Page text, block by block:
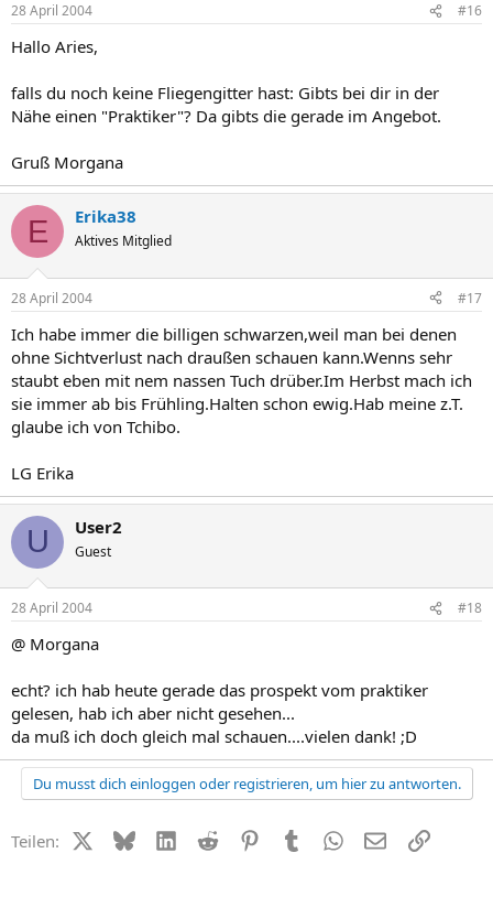
28 April 2004 #16
Hallo Aries,
falls du noch keine Fliegengitter hast: Gibts bei dir in der
Nähe einen "Praktiker"? Da gibts die gerade im Angebot.
Gruß Morgana
E Erika38
Aktives Mitglied
28 April 2004 #17
Ich habe immer die billigen schwarzen,weil man bei denen
ohne Sichtverlust nach draußen schauen kann.Wenns sehr
staubt eben mit nem nassen Tuch drüber.Im Herbst mach ich
sie immer ab bis Frühling.Halten schon ewig.Hab meine z.T.
glaube ich von Tchibo.
LG Erika
U User2
Guest
28 April 2004 #18
@ Morgana
echt? ich hab heute gerade das prospekt vom praktiker
gelesen, hab ich aber nicht gesehen...
da muß ich doch gleich mal schauen....vielen dank! ;D
Du musst dich einloggen oder registrieren, um hier zu antworten.
Teilen: X (Twitter)
BlueskyLinkedIn
Reddit PinterestTumblr WhatsApp
E-MailLink